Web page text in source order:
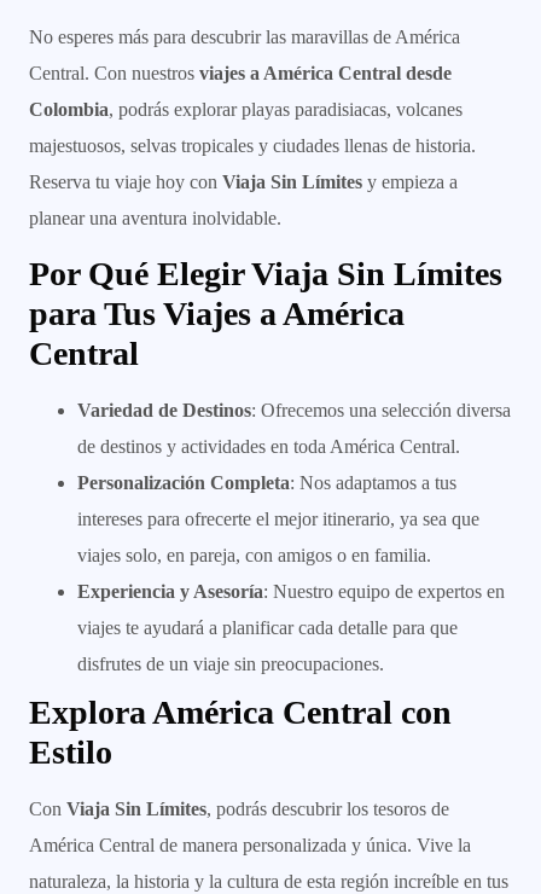
No esperes más para descubrir las maravillas de América
Central. Con nuestros viajes a América Central desde
Colombia, podrás explorar playas paradisiacas, volcanes
majestuosos, selvas tropicales y ciudades llenas de historia.
Reserva tu viaje hoy con Viaja Sin Límites y empieza a
planear una aventura inolvidable.
Por Qué Elegir Viaja Sin Límites
para Tus Viajes a América
Central
Variedad de Destinos: Ofrecemos una selección diversa
de destinos y actividades en toda América Central.
Personalización Completa: Nos adaptamos a tus
intereses para ofrecerte el mejor itinerario, ya sea que
viajes solo, en pareja, con amigos o en familia.
Experiencia y Asesoría: Nuestro equipo de expertos en
viajes te ayudará a planificar cada detalle para que
disfrutes de un viaje sin preocupaciones.
Explora América Central con
Estilo
Con Viaja Sin Límites, podrás descubrir los tesoros de
América Central de manera personalizada y única. Vive la
naturaleza, la historia y la cultura de esta región increíble en tus